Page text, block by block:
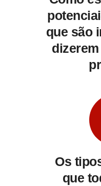
que são
Os
que